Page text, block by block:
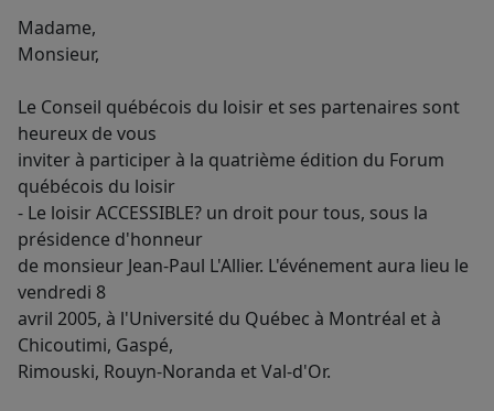
Madame,
Monsieur,
Le Conseil québécois du loisir et ses partenaires sont
heureux de vous
inviter à participer à la quatrième édition du Forum
québécois du loisir
- Le loisir ACCESSIBLE? un droit pour tous, sous la
présidence d'honneur
de monsieur Jean-Paul L'Allier. L'événement aura lieu le
vendredi 8
avril 2005, à l'Université du Québec à Montréal et à
Chicoutimi, Gaspé,
Rimouski, Rouyn-Noranda et Val-d'Or.